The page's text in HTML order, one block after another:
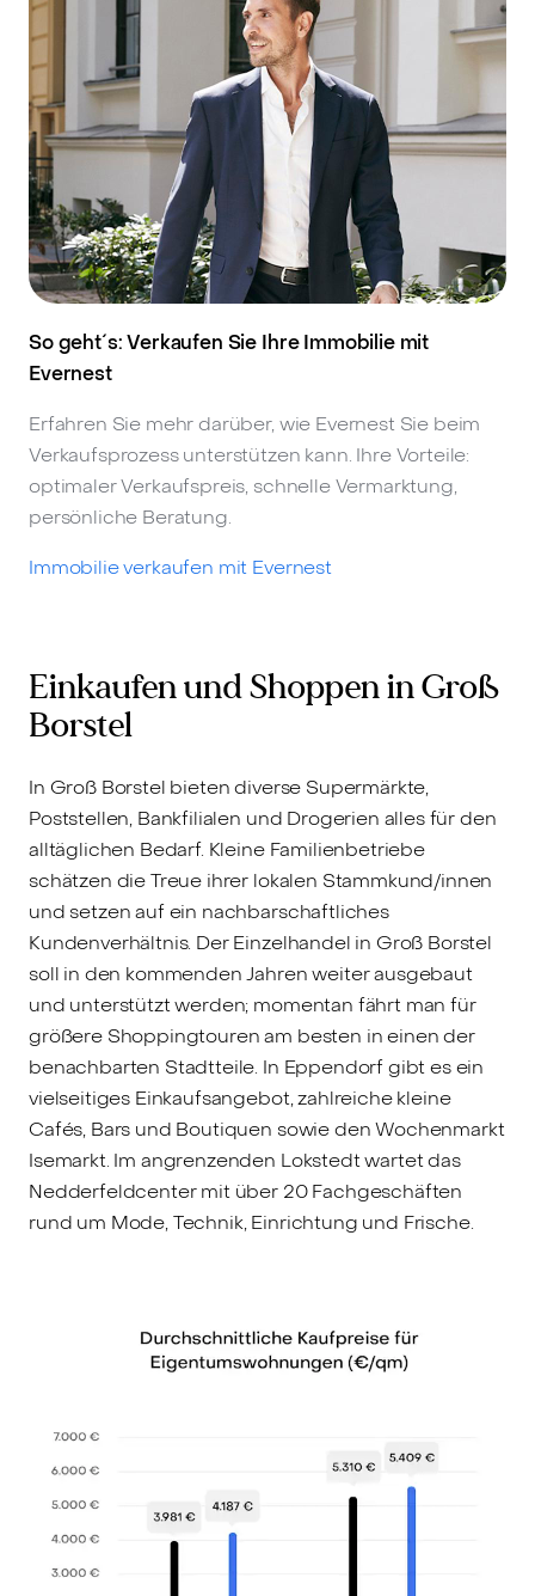
So geht´s: Verkaufen Sie Ihre Immobilie mit
Evernest
Erfahren Sie mehr darüber, wie Evernest Sie beim
Verkaufsprozess unterstützen kann. Ihre Vorteile:
optimaler Verkaufspreis, schnelle Vermarktung,
persönliche Beratung.
Immobilie verkaufen mit Evernest
Einkaufen und Shoppen in Groß
Borstel
In Groß Borstel bieten diverse Supermärkte,
Poststellen, Bankfilialen und Drogerien alles für den
alltäglichen Bedarf. Kleine Familienbetriebe
schätzen die Treue ihrer lokalen Stammkund/innen
und setzen auf ein nachbarschaftliches
Kundenverhältnis. Der Einzelhandel in Groß Borstel
soll in den kommenden Jahren weiter ausgebaut
und unterstützt werden; momentan fährt man für
größere Shoppingtouren am besten in einen der
benachbarten Stadtteile. In Eppendorf gibt es ein
vielseitiges Einkaufsangebot, zahlreiche kleine
Cafés, Bars und Boutiquen sowie den Wochenmarkt
Isemarkt. Im angrenzenden Lokstedt wartet das
Nedderfeldcenter mit über 20 Fachgeschäften
rund um Mode, Technik, Einrichtung und Frische.